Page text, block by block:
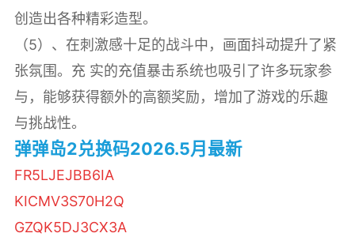
创造出各种精彩造型。
（5）、在刺激感十足的战斗中，画面抖动提升了紧
张氛围。充 实的充值暴击系统也吸引了许多玩家参
与，能够获得额外的高额奖励，增加了游戏的乐趣
与挑战性。
弹弹岛2兑换码2026.5月最新
FR5LJEJBB6IA
KICMV3S70H2Q
GZQK5DJ3CX3A